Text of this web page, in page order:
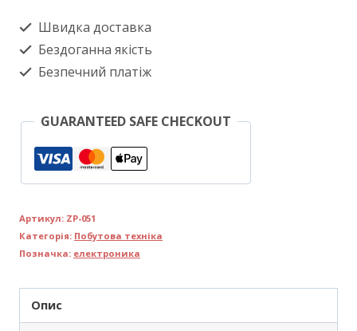
Швидка доставка
Бездоганна якість
Безпечний платіж
GUARANTEED SAFE CHECKOUT
Артикул: ZP-051
Категорія: Побутова техніка
Позначка: електроника
Опис